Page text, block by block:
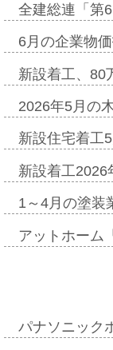
全建総連「第
6月の企業物
新設着工、80
2026年5月の
新設住宅着工
新設着工
1～4月の塗装
アットホーム
パナソニック